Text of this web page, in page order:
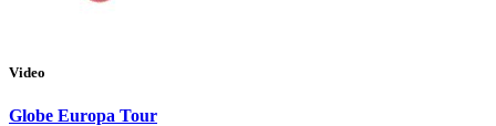
Video
Globe Europa Tour